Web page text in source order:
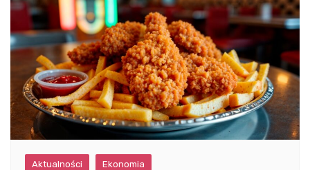
Aktualności Ekonomia